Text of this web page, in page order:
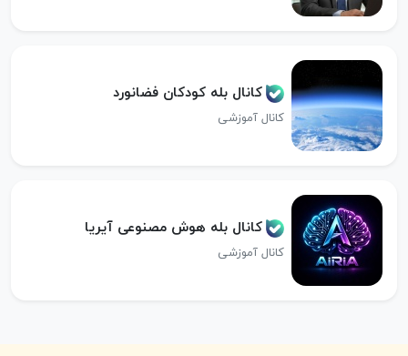
کانال بله کودکان فضانورد
کانال آموزشی
کانال بله هوش مصنوعی آیریا
کانال آموزشی